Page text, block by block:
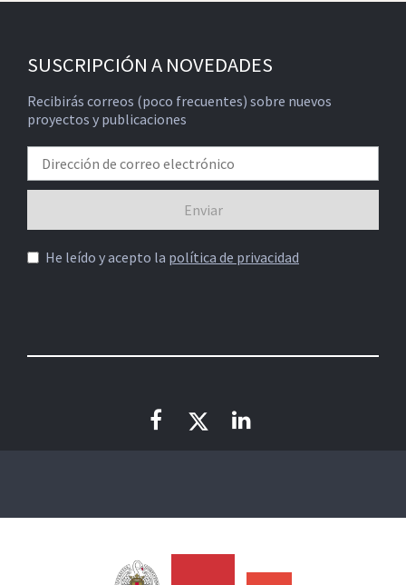
SUSCRIPCIÓN A NOVEDADES
Recibirás correos (poco frecuentes) sobre nuevos
proyectos y publicaciones
He leído y acepto la política de privacidad